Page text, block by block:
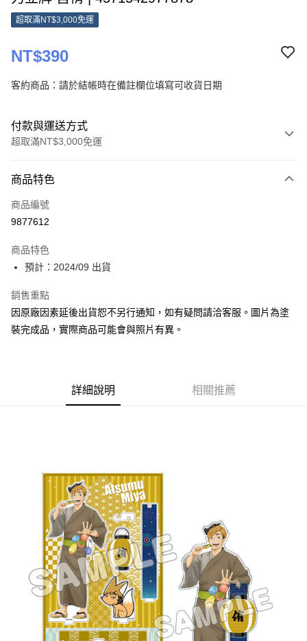
超取滿NT$3,000免運
NT$390
客約商品：請於結帳時在備註欄位填寫可收貨日期
付款與運送方式
超取滿NT$3,000免運
信用卡一次付款
超商取貨付款
Google Pay
全盈+PAY
大哥付你分期
相關說明
流程，驗證手機門號後，選擇欲分期的期數、繳款截止日，確認付款後即完
3.實際核准額度、可分期數及費用金額請依後續交易確認頁面所載為準。
1.分期款項不併入電信帳單，「大哥付你分期」於每月結算日後寄送繳費提
醒簡訊。
2.透過簡訊連結打開帳單後，可選擇「超商條碼／台灣大直營門市／銀行轉
帳／街口支付／iPASS MONEY」等通路繳費。
【注意事項】
1.本服務係由「台灣大哥大股份有限公司」（以下簡稱本公司）所提供，讓
用戶於交易時，得透過本服務購買商品或服務，並由商店將買賣／分期付款
買賣價金債權讓與本公司後，依約使用本公司帳單繳交帳款。
2.基於同意付款使用「大哥付你分期」之契約關係目的，商店將以您的個人
資料（包含姓名、電話或地址）提供予台灣大哥大進項蒐集、處理及利用，
由本公司與您本人進行分期帳單所需資料之確認、核對及更正。
3.完整用戶服務條款，請詳閱以下連結：https://oppay.tw/userRule
每筆NT$90，滿NT$3,000(含以上)免運費
預購-7-11取貨付款(舊)
每筆NT$90，滿NT$3,000(含以上)免運費
預購-付款後7-11取貨(舊)
每筆NT$90，滿NT$3,000(含以上)免運費
預購-宅配(舊)
每筆NT$120，滿NT$3,000(含以上)免運費
預購-宅配(離島)(舊)
商品特色
商品編號
9877612
商品特色
預計：2024/09 出貨
銷售重點
因原廠因素延後出貨恕不另行通知，如有疑問請洽客服。圖片為塗
裝完成品，實際商品可能會與照片有異。
詳細說明 相關推薦